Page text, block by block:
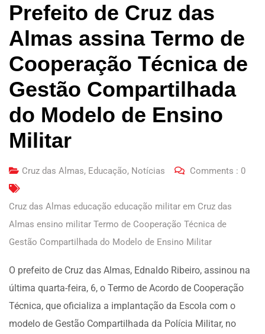
Prefeito de Cruz das
Almas assina Termo de
Cooperação Técnica de
Gestão Compartilhada
do Modelo de Ensino
Militar
Cruz das Almas, Educação, Notícias Comments : 0
Cruz das Almas educação educação militar em Cruz das
Almas ensino militar Termo de Cooperação Técnica de
Gestão Compartilhada do Modelo de Ensino Militar
O prefeito de Cruz das Almas, Ednaldo Ribeiro, assinou na
última quarta-feira, 6, o Termo de Acordo de Cooperação
Técnica, que oficializa a implantação da Escola com o
modelo de Gestão Compartilhada da Polícia Militar, no